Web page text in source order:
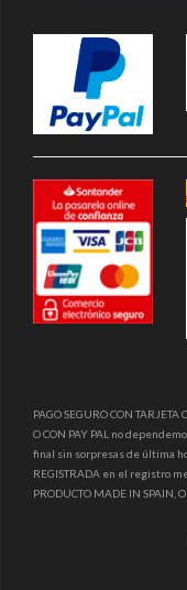
PAGO SEGURO CON
O CON PAY PAL no
final sin sorpresas de última
REGISTRADA en el registro
PRODUCTO MADE IN SPAIN,